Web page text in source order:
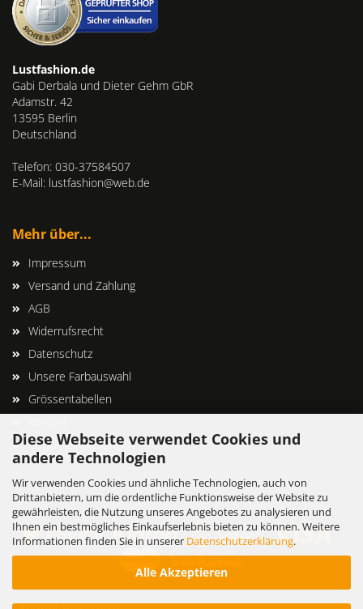
Diese Webseite verwendet Cookies und
andere Technologien
Wir verwenden Cookies und ähnliche Technologien, auch von
Drittanbietern, um die ordentliche Funktionsweise der Website zu
gewährleisten, die Nutzung unseres Angebotes zu analysieren und
Ihnen ein bestmögliches Einkaufserlebnis bieten zu können. Weitere
Informationen finden Sie in unserer Datenschutzerklärung.
Alle Akzeptieren
Lustfashion.de
Gabi Derbala und Dieter Gehm GbR
Adamstr. 42
13595 Berlin
Deutschland
Telefon: 030-37584507
E-Mail: lustfashion@web.de
Mehr über...
Impressum
Versand und Zahlung
AGB
Widerrufsrecht
Datenschutz
Unsere Farbauswahl
Grössentabellen
Cookie Einstellungen
Vertrag widerrufen